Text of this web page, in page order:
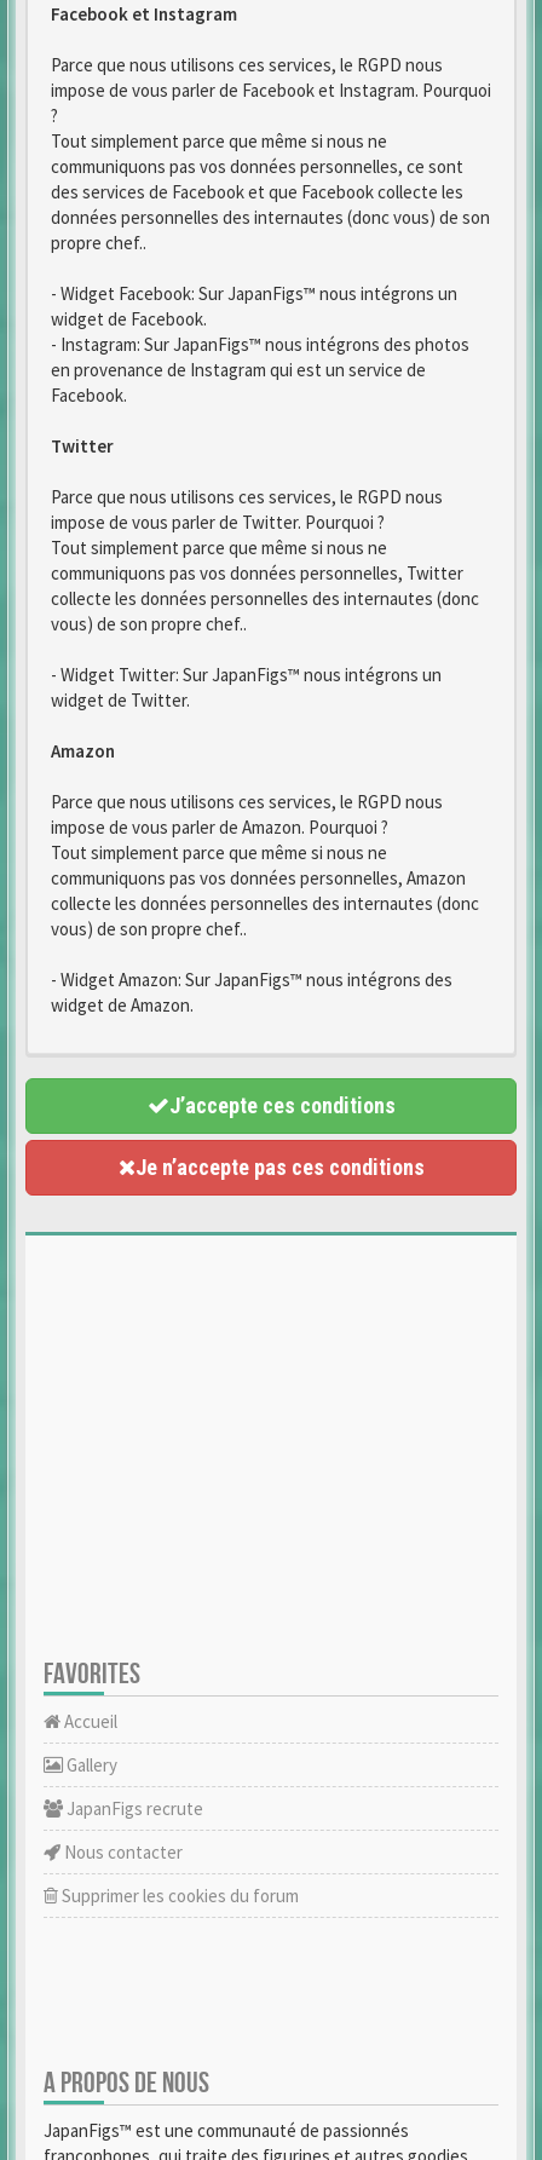
Facebook et Instagram
Parce que nous utilisons ces services, le RGPD nous
impose de vous parler de Facebook et Instagram. Pourquoi
?
Tout simplement parce que même si nous ne
communiquons pas vos données personnelles, ce sont
des services de Facebook et que Facebook collecte les
données personnelles des internautes (donc vous) de son
propre chef..
- Widget Facebook: Sur JapanFigs™ nous intégrons un
widget de Facebook.
- Instagram: Sur JapanFigs™ nous intégrons des photos
en provenance de Instagram qui est un service de
Facebook.
Twitter
Parce que nous utilisons ces services, le RGPD nous
impose de vous parler de Twitter. Pourquoi ?
Tout simplement parce que même si nous ne
communiquons pas vos données personnelles, Twitter
collecte les données personnelles des internautes (donc
vous) de son propre chef..
- Widget Twitter: Sur JapanFigs™ nous intégrons un
widget de Twitter.
Amazon
Parce que nous utilisons ces services, le RGPD nous
impose de vous parler de Amazon. Pourquoi ?
Tout simplement parce que même si nous ne
communiquons pas vos données personnelles, Amazon
collecte les données personnelles des internautes (donc
vous) de son propre chef..
- Widget Amazon: Sur JapanFigs™ nous intégrons des
widget de Amazon.
J’accepte ces conditions
Je n’accepte pas ces conditions
FAVORITES
Accueil
Gallery
JapanFigs recrute
Nous contacter
Supprimer les cookies du forum
A PROPOS DE NOUS
JapanFigs™ est une communauté de passionnés